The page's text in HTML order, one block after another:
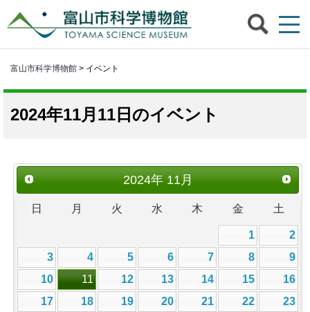
富山市科学博物館 > イベント
2024年11月11日のイベント
2024年11月
日 月 火 水 木 金 土
1
2
3
4 5 6 7 8
9
10
11 12 13 14 15
16
17
18 19 20 21 22
23